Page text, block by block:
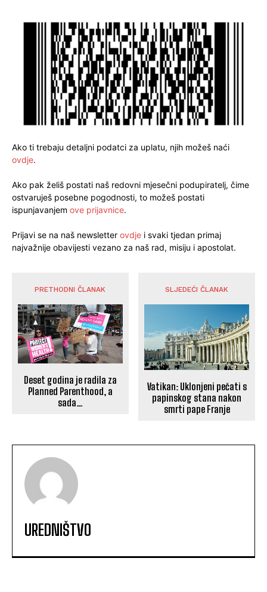
Ako ti trebaju detaljni podatci za uplatu, njih možeš naći
ovdje.
Ako pak želiš postati naš redovni mjesečni podupiratelj, čime
ostvaruješ posebne pogodnosti, to možeš postati
ispunjavanjem ove prijavnice.
Prijavi se na naš newsletter ovdje i svaki tjedan primaj
najvažnije obavijesti vezano za naš rad, misiju i apostolat.
PRETHODNI ČLANAK
Deset godina je radila za
Planned Parenthood, a
sada…
SLJEDEĆI ČLANAK
Vatikan: Uklonjeni pečati s
papinskog stana nakon
smrti pape Franje
UREDNIŠTVO